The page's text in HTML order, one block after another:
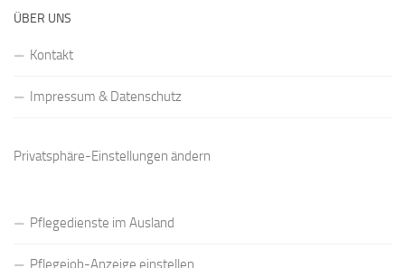
ÜBER UNS
Kontakt
Impressum & Datenschutz
Privatsphäre-Einstellungen ändern
Pflegedienste im Ausland
Pflegejob-Anzeige einstellen